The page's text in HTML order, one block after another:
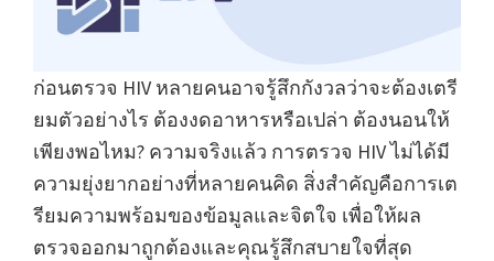
ก่อนตรวจ HIV หลายคนอาจรู้สึกกังวลว่าจะต้องเตรี
ยมตัวอย่างไร ต้องงดอาหารหรือเปล่า ต้องนอนให้
เพียงพอไหม? ความจริงแล้ว การตรวจ HIV ไม่ได้มี
ความยุ่งยากอย่างที่หลายคนคิด สิ่งสำคัญคือการเต
รียมความพร้อมของข้อมูลและจิตใจ เพื่อให้ผล
ตรวจออกมาถูกต้องและคุณรู้สึกสบายใจที่สุด